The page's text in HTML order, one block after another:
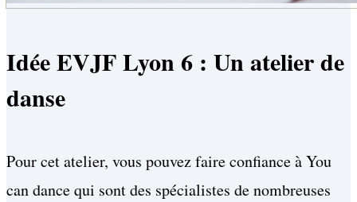
Idée EVJF Lyon 6 : Un atelier de
danse
Pour cet atelier, vous pouvez faire confiance à You
can dance qui sont des spécialistes de nombreuses